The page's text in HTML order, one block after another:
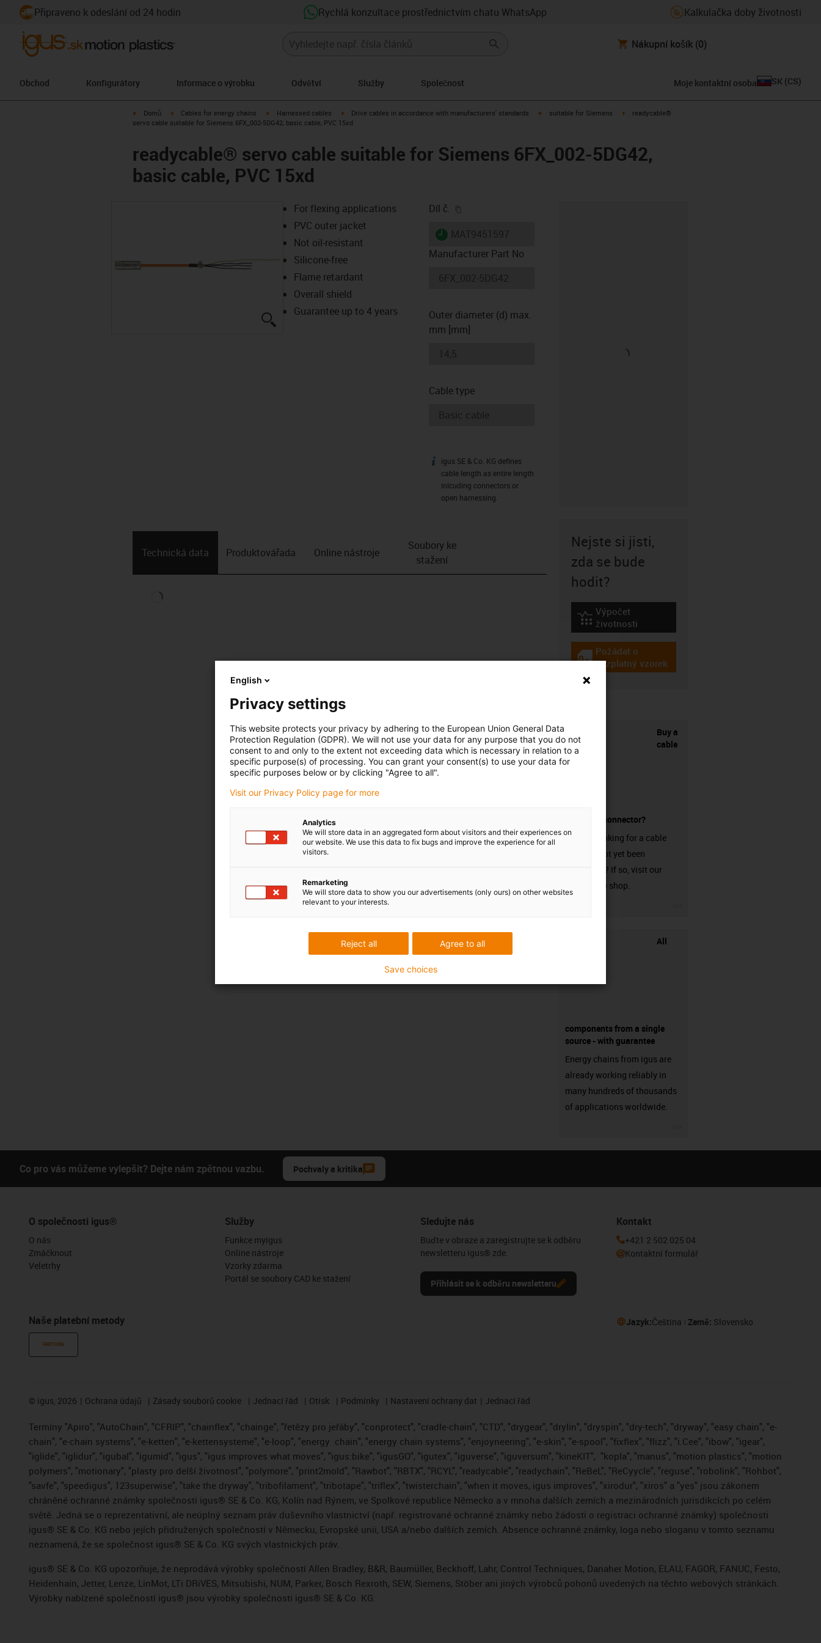
Připraveno k odeslání od 24 hodin Rychlá konzultace prostřednictvím chatu WhatsApp Kalkulačka doby životnosti
Nákupní košík (0)
Obchod Konfigurátory Informace o výrobku Odvětví Služby Společnost Moje kontaktní osoba SK (CS)
igus-icon-arrow-right
Domů igus-icon-arrow-right
Cables for energy chains igus-icon-arrow-right
Harnessed cables igus-icon-arrow-right
Drive cables in accordance with manufacturers' standards igus-icon-arrow-right
suitable for Siemens igus-icon-arrow-right
readycable®
servo cable suitable for Siemens 6FX_002-5DG42, basic cable, PVC 15xd
readycable® servo cable suitable for Siemens 6FX_002-5DG42,
basic cable, PVC 15xd
igus-icon-lupe
For flexing applications
PVC outer jacket
Not oil-resistant
Silicone-free
Flame retardant
Overall shield
Guarantee up to 4 years
Díl č.
igus-icon-lieferzeit
Manufacturer Part No
Outer diameter (d) max.
mm [mm]
Cable type
igus-icon-info
igus SE & Co. KG defines
cable length as entire length
inlcuding connectors or
open harnessing.
Technická data Produktová­řada Online nástroje
Soubory ke
stažení
Nejste si jisti,
zda se bude
hodit?
igus-icon-lebensdauerrechner
Výpočet
životnosti
igus-icon-gratismuster
Požádat o
bezplatný vzorek
Buy a
cable
without a connector?
Are you looking for a cable
that has not yet been
harnessed? If so, visit our
chainflex® shop.
All
components from a single
source - with guarantee
Energy chains from igus are
already working reliably in
many hundreds of thousands
of applications worldwide.
Co pro vás můžeme vylepšit? Dejte nám zpětnou vazbu. Pochvaly a kritika
O společnosti igus®
O nás
Zmáčknout
Veletrhy
Naše platební metody
FAKTURA
Služby
Funkce myigus
Online nástroje
Vzorky zdarma
Portál se soubory CAD ke stažení
Sledujte nás
Buďte v obraze a zaregistrujte se k odběru
newsletteru igus® zde.
Přihlásit se k odběru newsletteru
Kontakt
+421 2 502 025 04
Kontaktní formulář
Jazyk:Čeština Země: Slovensko
© igus, 2026 Ochrana údajů Zásady souborů cookie Jednací řád Otisk Podmínky Nastavení ochrany dat Jednací řád
Termíny "Apiro", "AutoChain", "CFRIP", "chainflex", "chainge", "řetězy pro jeřáby", "conprotect", "cradle-chain", "CTD", "drygear", "drylin", "dryspin", "dry-tech", "dryway", "easy chain", "e-
chain", "e-chain systems", "e-ketten", "e-kettensysteme", "e-loop", "energy chain", "energy chain systems", "enjoyneering", "e-skin", "e-spool", "fixflex", "flizz", "i.Cee", "ibow", "igear",
"iglide", "iglidur", "igubal", "igumid", "igus", "igus improves what moves", "igus:bike", "igusGO", "igutex", "iguverse", "iguversum", "kineKIT", "kopla", "manus", "motion plastics", "motion
polymers", "motionary", "plasty pro delší životnost", "polymore", "print2mold", "Rawbot", "RBTX", "RCYL", "readycable", "readychain", "ReBeL", "ReCyycle", "reguse", "robolink", "Rohbot",
"savfe", "speedigus", 123superwise", "take the dryway", "tribofilament", "tribotape", "triflex", "twisterchain", "when it moves, igus improves", "xirodur", "xiros" a "yes" jsou zákonem
chráněné ochranné známky společnosti igus® SE & Co. KG, Kolín nad Rýnem, ve Spolkové republice Německo a v mnoha dalších zemích a mezinárodních jurisdikcích po celém
světě. Jedná se o reprezentativní, ale neúplný seznam práv duševního vlastnictví (např. registrované ochranné známky nebo žádosti o registraci ochranné známky) společnosti
igus® SE & Co. KG nebo jejích přidružených společností v Německu, Evropské unii, USA a/nebo dalších zemích. Absence ochranné známky, loga nebo sloganu v tomto seznamu
neznamená, že se společnost igus® SE & Co. KG svých vlastnických práv.
igus® SE & Co. KG upozorňuje, že neprodává výrobky společností Allen Bradley, B&R, Baumüller, Beckhoff, Lahr, Control Techniques, Danaher Motion, ELAU, FAGOR, FANUC, Festo,
Heidenhain, Jetter, Lenze, LinMot, LTi DRiVES, Mitsubishi, NUM, Parker, Bosch Rexroth, SEW, Siemens, Stöber ani jiných výrobců pohonů uvedených na těchto webových stránkách.
Výrobky nabízené společností igus® jsou výrobky společnosti igus® SE & Co. KG.
English
Privacy settings
This website protects your privacy by adhering to the European Union General Data
Protection Regulation (GDPR). We will not use your data for any purpose that you do not
consent to and only to the extent not exceeding data which is necessary in relation to a
specific purpose(s) of processing. You can grant your consent(s) to use your data for
specific purposes below or by clicking "Agree to all".
Visit our Privacy Policy page for more
Analytics
We will store data in an aggregated form about visitors and their experiences on
our website. We use this data to fix bugs and improve the experience for all
visitors.
Remarketing
We will store data to show you our advertisements (only ours) on other websites
relevant to your interests.
Agree to all
Reject all
Save choices